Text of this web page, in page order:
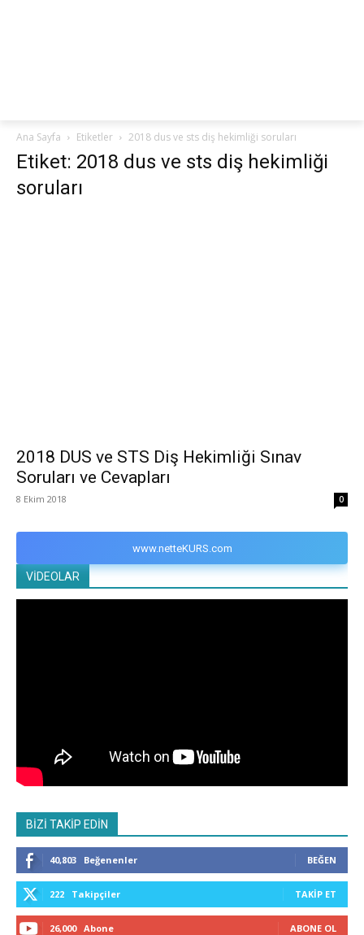
Ana Sayfa Etiketler 2018 dus ve sts diş hekimliği soruları
Etiket: 2018 dus ve sts diş hekimliği
soruları
2018 DUS ve STS Diş Hekimliği Sınav
Soruları ve Cevapları
8 Ekim 2018 0
www.netteKURS.com
VİDEOLAR
BİZİ TAKİP EDİN
40,803 Beğenenler BEĞEN
222 Takipçiler TAKIP ET
26,000 Abone ABONE OL